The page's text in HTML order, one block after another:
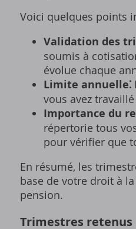
Voici quelques points
Validation des
soumis à
évolue chaque
Limite annuelle⁚
vous avez
Importance du
répertorie tous
pour vérifier que
En résumé‚ les
base de votre droit à
pension.
Trimestres retenus